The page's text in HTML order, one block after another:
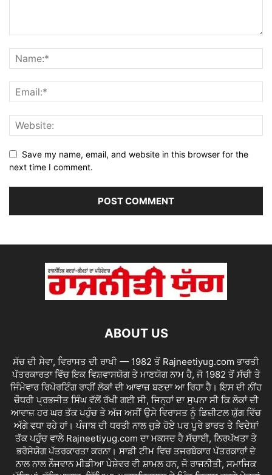
Save my name, email, and website in this browser for the
next time I comment.
ABOUT US
ਸੱਚ ਦੀ ਸੇਵਾ, ਵਿਰਾਸਤ ਦੀ ਰਾਖੀ — 1982 ਤੋਂ Rajneetiyug.com ਭਾਰਤੀ
ਪੱਤਰਕਾਰਤਾ ਵਿੱਚ ਇਕ ਵਿਸ਼ਵਾਸਯੋਗ ਤੇ ਮਾਣਯੋਗ ਨਾਮ ਹੈ, ਜੋ 1982 ਤੋਂ ਸੱਚੀ ਤੇ
ਜਿੰਮੇਵਾਰ ਰਿਪੋਰਟਿੰਗ ਰਾਹੀਂ ਲੋਕਾਂ ਦੀ ਆਵਾਜ਼ ਬਣਦਾ ਆ ਰਿਹਾ ਹੈ। ਇਸ ਦੀ ਨੀਂਹ
ਚੌਧਰੀ ਪ੍ਰਭਜੀਤ ਸਿੰਘ ਵੱਲੋਂ ਰੱਖੀ ਗਈ ਸੀ, ਜਿਨ੍ਹਾਂ ਦਾ ਸੁਪਨਾ ਸੀ ਕਿ ਲੋਕਾਂ ਦੀ
ਆਵਾਜ਼ ਹਰ ਘਰ ਤੱਕ ਪਹੁੰਚ ਤੇ ਅੱਜ ਅਸੀਂ ਉਸੇ ਵਿਰਾਸਤ ਨੂੰ ਡਿਜ਼ੀਟਲ ਯੁੱਗ ਵਿੱਚ
ਅੱਗੇ ਵਧਾ ਰਹੇ ਹਾਂ। ਪੰਜਾਬ ਦੀ ਧਰਤੀ ਨਾਲ ਜੁੜੇ ਹੋਏ ਪਰ ਪੂਰੇ ਭਾਰਤ ਤੇ ਵਿਦੇਸ਼ਾਂ
ਤੱਕ ਪਹੁੰਚ ਵਾਲੇ Rajneetiyug.com ਦਾ ਮਕਸਦ ਹੈ ਸੱਚਾਈ, ਨਿਰਪੱਖਤਾ ਤੇ
ਭਰੋਸੇਯੋਗ ਪੱਤਰਕਾਰਤਾ ਕਰਨਾ। ਸਾਡੀ ਟੀਮ ਵਿਚ ਤਜਰਬੇਕਾਰ ਪੱਤਰਕਾਰਾਂ ਦੇ
ਨਾਲ ਨਾਲ ਨੌਜਵਾਨ ਮੀਡੀਆ ਪੇਸ਼ੇਵਰ ਵੀ ਸ਼ਾਮਲ ਹਨ, ਜੋ ਰਾਜਨੀਤੀ, ਸਮਾਜਿਕ